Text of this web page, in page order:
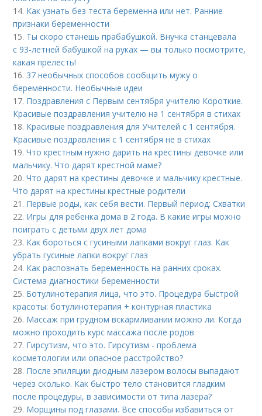
14. Как узнать без теста беременна или нет. Ранние
признаки беременности
15. Ты скоро станешь прабабушкой. Внучка станцевала
с 93-летней бабушкой на руках — вы только посмотрите,
какая прелесть!
16. 37 необычных способов сообщить мужу о
беременности. Необычные идеи
17. Поздравления с Первым сентября учителю Короткие.
Красивые поздравления учителю на 1 сентября в стихах
18. Красивые поздравления для Учителей с 1 сентября.
Красивые поздравления с 1 сентября не в стихах
19.Что крестным нужно дарить на крестины девочке или
мальчику. Что дарят крестной маме?
20.Что дарят на крестины девочке и мальчику крестные.
Что дарят на крестины крестные родители
21. Первые роды, как себя вести. Первый период: Схватки
22. Игры для ребенка дома в 2 года. В какие игры можно
поиграть с детьми двух лет дома
23. Как бороться с гусиными лапками вокруг глаз. Как
убрать гусиные лапки вокруг глаз
24. Как распознать беременность на ранних сроках.
Система диагностики беременности
25. Ботулинотерапия лица, что это. Процедура быстрой
красоты: ботулинотерапия + контурная пластика
26. Массаж при грудном вскармливании можно ли. Когда
можно проходить курс массажа после родов
27. Гирсутизм, что это. Гирсутизм - проблема
косметологии или опасное расстройство?
28. После эпиляции диодным лазером волосы выпадают
через сколько. Как быстро тело становится гладким
после процедуры, в зависимости от типа лазера?
29. Морщины под глазами. Все способы избавиться от